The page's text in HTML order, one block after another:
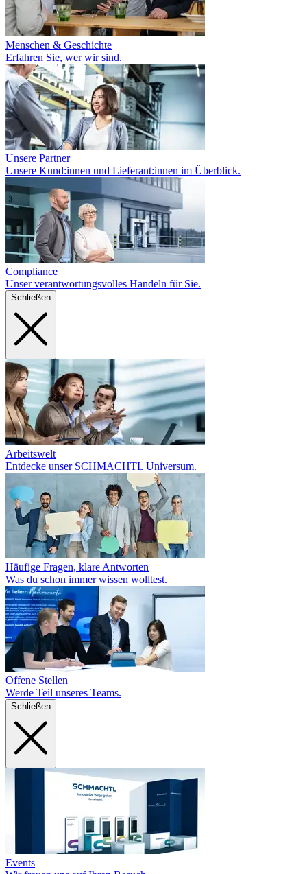
Menschen & Geschichte
Erfahren Sie, wer wir sind.
Unsere Partner
Unsere Kund:innen und Lieferant:innen im Überblick.
Compliance
Unser verantwortungsvolles Handeln für Sie.
Schließen
Arbeitswelt
Entdecke unser SCHMACHTL Universum.
Häufige Fragen, klare Antworten
Was du schon immer wissen wolltest.
Offene Stellen
Werde Teil unseres Teams.
Schließen
Events